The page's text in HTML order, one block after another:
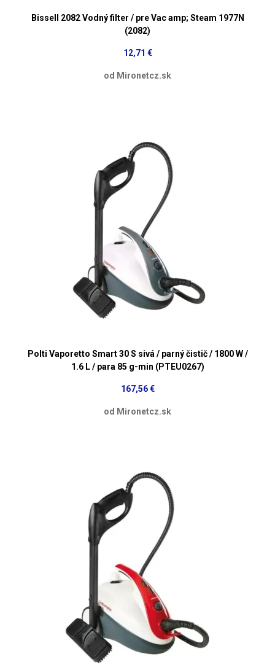
Bissell 2082 Vodný filter / pre Vac amp; Steam 1977N
(2082)
12,71 €
od Mironetcz.sk
Polti Vaporetto Smart 30 S sivá / parný čistič / 1800 W /
1.6 L / para 85 g-min (PTEU0267)
167,56 €
od Mironetcz.sk